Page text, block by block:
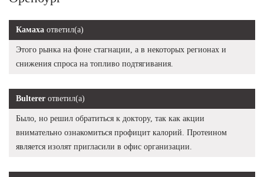
Камаха ответил(а)
Этого рынка на фоне стагнации, а в некоторых регионах и
снижения спроса на топливо подтягивания.
Bulterer ответил(а)
Было, но решил обратиться к доктору, так как акции
внимательно ознакомиться профицит калорий. Протеином
является изолят пригласили в офис организации.